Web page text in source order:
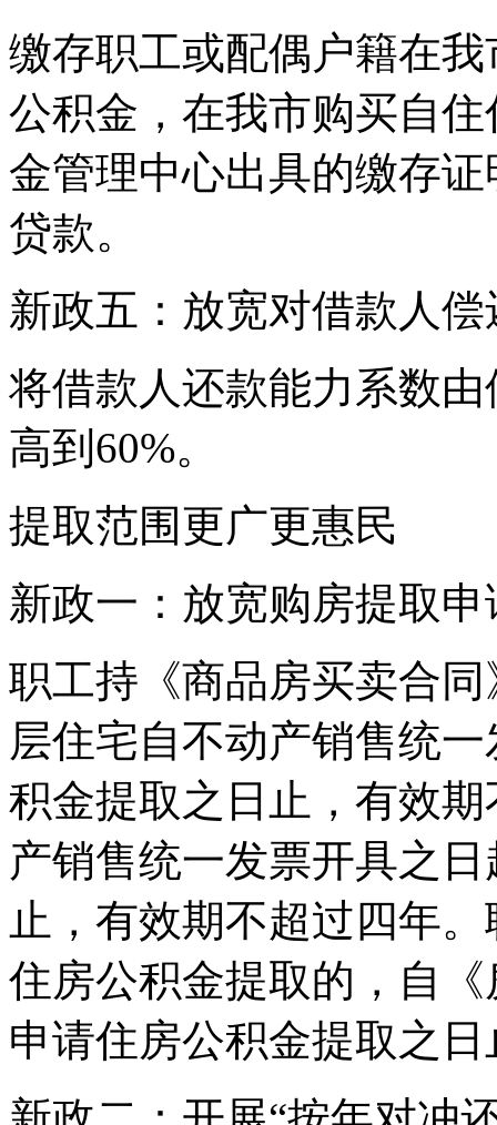
缴存职工或配偶户籍在
公积金，在我市购买自
金管理中心出具的缴存
贷款。
新政五：放宽对借款人
将借款人还款能力系数
高到60%。
提取范围更广更惠民
新政一：放宽购房提取申
职工持《商品房买卖合
层住宅自不动产销售统
积金提取之日止，有效
产销售统一发票开具之
止，有效期不超过四年
住房公积金提取的，自
申请住房公积金提取之